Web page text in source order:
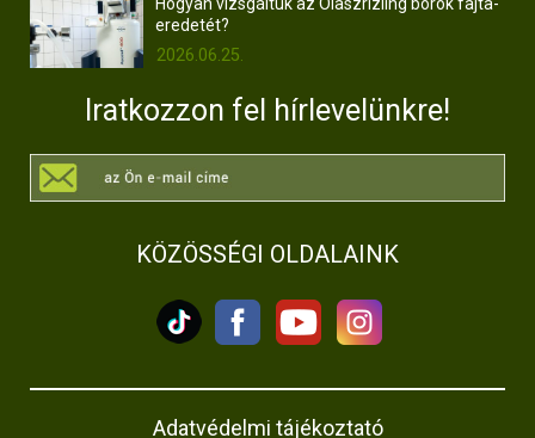
eredetét?
2026.06.25.
Iratkozzon fel hírlevelünkre!
KÖZÖSSÉGI OLDALAINK
Adatvédelmi tájékoztató